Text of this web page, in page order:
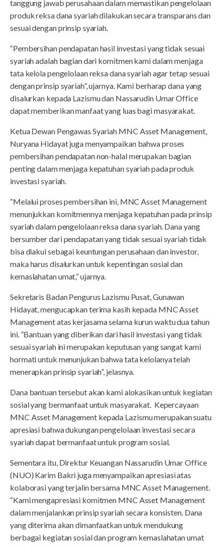
tanggung jawab perusahaan dalam memastikan pengelolaan
produk reksa dana syariah dilakukan secara transparans dan
sesuai dengan prinsip syariah.
“Pembersihan pendapatan hasil investasi yang tidak sesuai
syariah adalah bagian dari komitmen kami dalam menjaga
tata kelola pengelolaan reksa dana syariah agar tetap sesuai
dengan prinsip syariah”, ujarnya. Kami berharap dana yang
disalurkan kepada Lazismu dan Nassarudin Umar Office
dapat memberikan manfaat yang luas bagi masyarakat.
Ketua Dewan Pengawas Syariah MNC Asset Management,
Nuryana Hidayat juga menyampaikan bahwa proses
pembersihan pendapatan non-halal merupakan bagian
penting dalam menjaga kepatuhan syariah pada produk
investasi syariah.
“Melalui proses pembersihan ini, MNC Asset Management
menunjukkan komitmennya menjaga kepatuhan pada prinsip
syariah dalam pengelolaan reksa dana syariah. Dana yang
bersumber dari pendapatan yang tidak sesuai syariah tidak
bisa diakui sebagai keuntungan perusahaan dan investor,
maka harus disalurkan untuk kepentingan sosial dan
kemaslahatan umat,” ujarnya.
Sekretaris Badan Pengurus Lazismu Pusat, Gunawan
Hidayat, mengucapkan terima kasih kepada MNC Asset
Management atas kerjasama selama kurun waktu dua tahun
ini. “Bantuan yang diberikan dari hasil investasi yang tidak
sesuai syariah ini merupakan keputusan yang sangat kami
hormati untuk menunjukan bahwa tata kelolanya telah
menerapkan prinsip syariah”, jelasnya.
Dana bantuan tersebut akan kami alokasikan untuk kegiatan
sosial yang bermanfaat untuk masyarakat. Kepercayaan
MNC Asset Management kepada Lazismu merupakan suatu
apresiasi bahwa dukungan pengelolaan investasi secara
syariah dapat bermanfaat untuk program sosial.
Sementara itu, Direktur Keuangan Nassarudin Umar Office
(NUO) Karim Bakri juga menyampaikan apresiasi atas
kolaborasi yang terjalin bersama MNC Asset Management.
“Kami mengapresiasi komitmen MNC Asset Management
dalam menjalankan prinsip syariah secara konsisten. Dana
yang diterima akan dimanfaatkan untuk mendukung
berbagai kegiatan sosial dan program kemaslahatan umat